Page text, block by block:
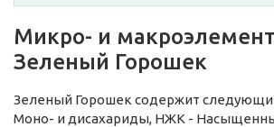
Микро- и
Зеленый Горошек
Зеленый Горошек содержит
Моно- и дисахариды, НЖК -